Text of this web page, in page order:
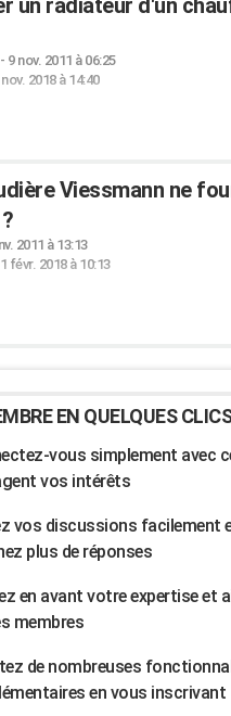
un radiateur d'un
9 nov. 2011 à 06:25
nov. 2018 à 14:40
Viessmann ne
2011 à 13:13
févr. 2018 à 10:13
EN QUELQUES CLICS
vous simplement avec
vos intérêts
vos discussions facilement
plus de réponses
en avant votre expertise et
membres
de nombreuses
en vous inscrivant